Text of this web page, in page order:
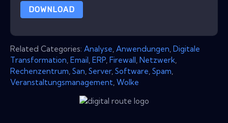
DOWNLOAD
Related Categories: Analyse Anwendungen Digitale
Transformation Email ERP Firewall Netzwerk
Rechenzentrum San Server, Software Spam
Veranstaltungsmanagement Wolke